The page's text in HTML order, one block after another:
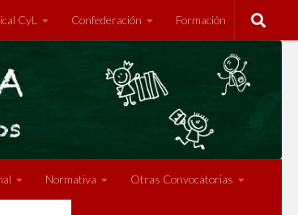
CyL Confederación Formación
Normativa Otras Convocatorias